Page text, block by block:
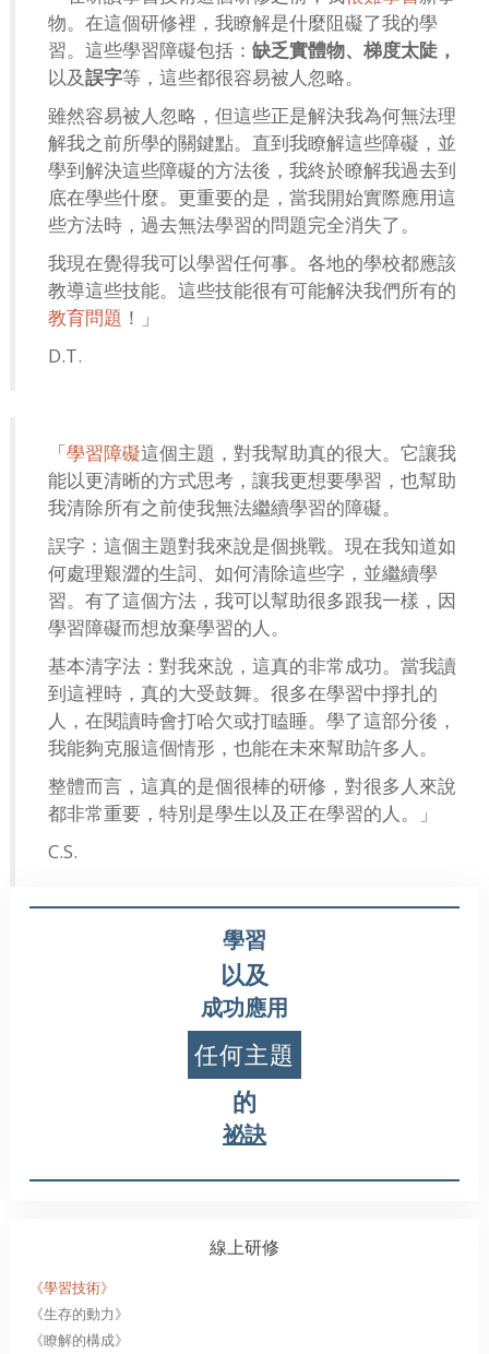
物。在這個研修裡，我瞭解是什麼阻礙了我的學
習。這些學習障礙包括： 缺乏實體物、梯度太陡，
以及誤字等，這些都很容易被人忽略。
雖然容易被人忽略，但這些正是解決我為何無法理
解我之前所學的關鍵點。直到我瞭解這些障礙，並
學到解決這些障礙的方法後，我終於瞭解我過去到
底在學些什麼。更重要的是，當我開始實際應用這
些方法時，過去無法學習的問題完全消失了。
我現在覺得我可以學習任何事。各地的學校都應該
教導這些技能。這些技能很有可能解決我們所有的
教育問題 ！」
D.T.
「學習障礙這個主題，對我幫助真的很大。它讓我
能以更清晰的方式思考，讓我更想要學習，也幫助
我清除所有之前使我無法繼續學習的障礙。
誤字：這個主題對我來說是個挑戰。現在我知道如
何處理艱澀的生詞、如何清除這些字，並繼續學
習。有了這個方法，我可以幫助很多跟我一樣，因
學習障礙而想放棄學習的人。
基本清字法：對我來說，這真的非常成功。當我讀
到這裡時，真的大受鼓舞。很多在學習中掙扎的
人，在閱讀時會打哈欠或打瞌睡。學了這部分後，
我能夠克服這個情形，也能在未來幫助許多人。
整體而言，這真的是個很棒的研修，對很多人來說
都非常重要，特別是學生以及正在學習的人。」
C.S.
學習
以及
成功應用
任何主題
的
祕訣
線上研修
《學習技術》
《生存的動力》
《瞭解的構成》